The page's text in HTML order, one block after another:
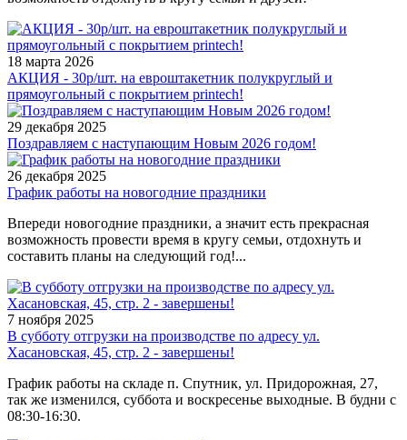
18 марта 2026
АКЦИЯ - 30р/шт. на евроштакетник полукруглый и
прямоугольный с покрытием printech!
29 декабря 2025
Поздравляем с наступающим Новым 2026 годом!
26 декабря 2025
График работы на новогодние праздники
Впереди новогодние праздники, а значит есть прекрасная
возможность провести время в кругу семьи, отдохнуть и
составить планы на следующий год!...
7 ноября 2025
В субботу отгрузки на производстве по адресу ул.
Хасановская, 45, стр. 2 - завершены!
График работы на складе п. Спутник, ул. Придорожная, 27,
так же изменился, суббота и воскресенье выходные. В будни с
08:30-16:30.